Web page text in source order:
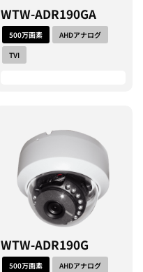
WTW-ADR190GA
500万画素
AHDアナログ
TVI
WTW-ADR190G
500万画素
AHDアナログ